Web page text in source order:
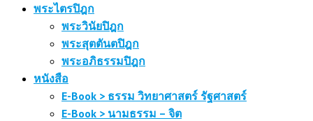
พระไตรปิฎก
พระวินัยปิฎก
พระสุตตันตปิฎก
พระอภิธรรมปิฎก
หนังสือ
E-Book > ธรรม วิทยาศาสตร์ รัฐศาสตร์
E-Book > นามธรรม – จิต